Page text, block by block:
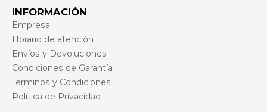
INFORMACIÓN
Empresa
Horario de atención
Envíos y Devoluciones
Condiciones de Garantía
Términos y Condiciones
Política de Privacidad